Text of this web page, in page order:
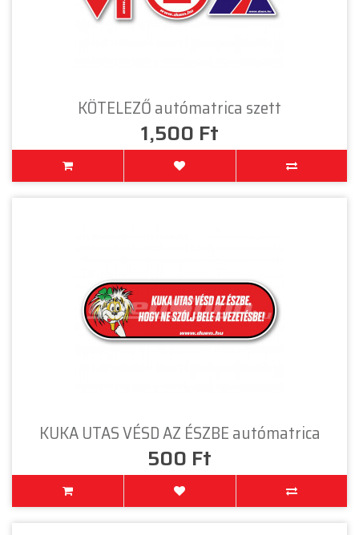
KÖTELEZŐ autómatrica szett
1,500 Ft
KUKA UTAS VÉSD AZ ÉSZBE autómatrica
500 Ft